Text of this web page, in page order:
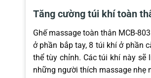
Tăng cường túi khí toàn
Ghế massage toàn thân MCB-
ở phần bắp tay, 8 túi khí ở phần
thể tùy chỉnh. Các túi khí này
những người thích massage nhẹ